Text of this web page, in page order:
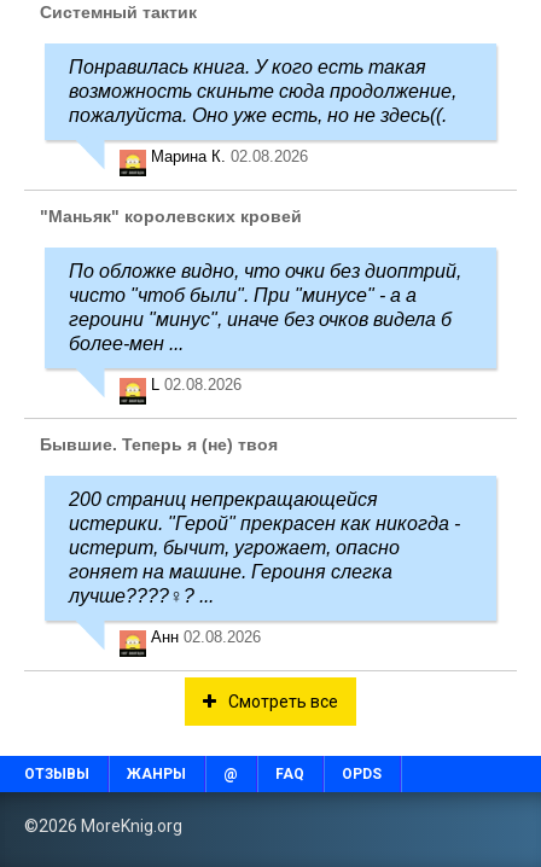
Системный тактик
Понравилась книга. У кого есть такая
возможность скиньте сюда продолжение,
пожалуйста. Оно уже есть, но не здесь((.
Марина К. 02.08.2026
"Маньяк" королевских кровей
По обложке видно, что очки без диоптрий,
чисто "чтоб были". При "минусе" - а а
героини "минус", иначе без очков видела б
более-мен ...
L 02.08.2026
Бывшие. Теперь я (не) твоя
200 страниц непрекращающейся
истерики. "Герой" прекрасен как никогда -
истерит, бычит, угрожает, опасно
гоняет на машине. Героиня слегка
лучше????‍♀️? ...
Анн 02.08.2026
Смотреть все
ОТЗЫВЫ ЖАНРЫ @ FAQ OPDS
©2026 MoreKnig.org